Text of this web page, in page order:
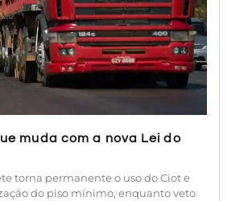
muda com a nova Lei do
torna permanente o uso do Ciot e
do piso mínimo, enquanto veto